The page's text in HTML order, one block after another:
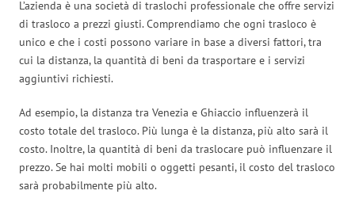
L’azienda è una società di traslochi professionale che offre servizi
di trasloco a prezzi giusti. Comprendiamo che ogni trasloco è
unico e che i costi possono variare in base a diversi fattori, tra
cui la distanza, la quantità di beni da trasportare e i servizi
aggiuntivi richiesti.
Ad esempio, la distanza tra Venezia e Ghiaccio influenzerà il
costo totale del trasloco. Più lunga è la distanza, più alto sarà il
costo. Inoltre, la quantità di beni da traslocare può influenzare il
prezzo. Se hai molti mobili o oggetti pesanti, il costo del trasloco
sarà probabilmente più alto.